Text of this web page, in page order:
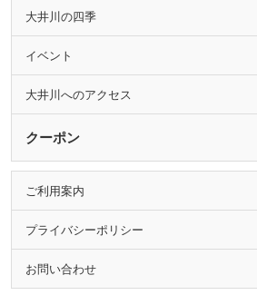
大井川の四季
イベント
大井川へのアクセス
クーポン
ご利用案内
プライバシーポリシー
お問い合わせ